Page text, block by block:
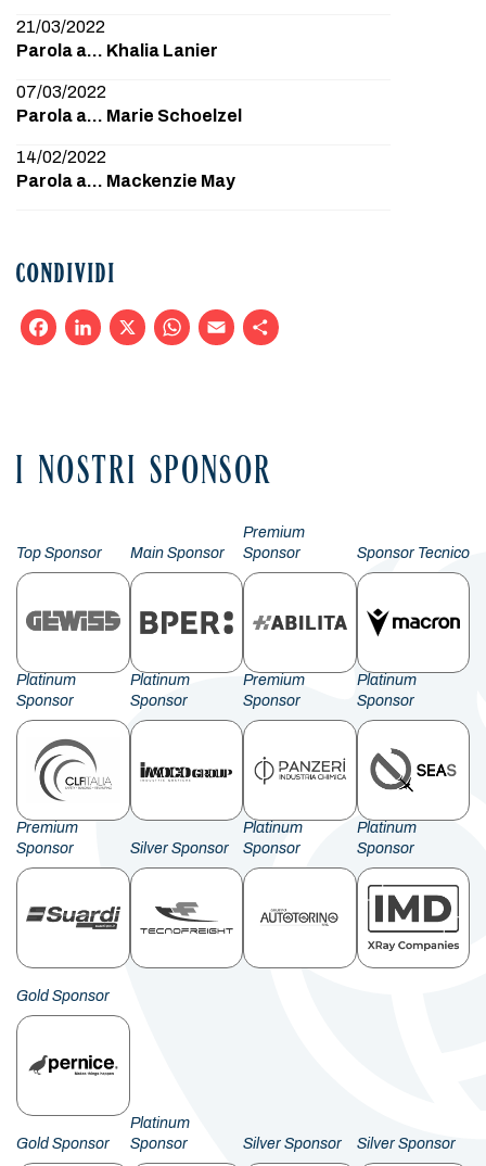
21/03/2022
Parola a… Khalia Lanier
07/03/2022
Parola a… Marie Schoelzel
14/02/2022
Parola a… Mackenzie May
CONDIVIDI
I NOSTRI SPONSOR
Top Sponsor Main Sponsor
Premium
Sponsor
Sponsor Tecnico
Platinum
Sponsor
Platinum
Sponsor
Premium
Sponsor
Platinum
Sponsor
Premium
Sponsor
Silver Sponsor
Platinum
Sponsor
Platinum
Sponsor
Gold Sponsor
Gold Sponsor
Platinum
Sponsor
Silver Sponsor Silver Sponsor